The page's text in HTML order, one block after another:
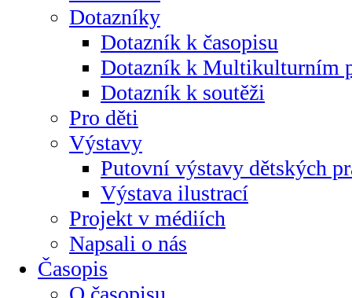
Dotazníky
Dotazník k časopisu
Dotazník k Multikulturním
Dotazník k soutěži
Pro děti
Výstavy
Putovní výstavy dětských
Výstava ilustrací
Projekt v médiích
Napsali o nás
Časopis